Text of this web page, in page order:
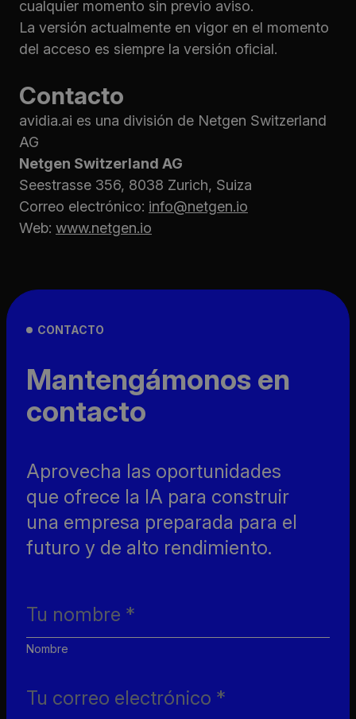
cualquier momento sin previo aviso.
La versión actualmente en vigor en el momento
del acceso es siempre la versión oficial.
Contacto
avidia.ai es una división de Netgen Switzerland
AG
Netgen Switzerland AG
Seestrasse 356, 8038 Zurich, Suiza
Correo electrónico: info@netgen.io
Web: www.netgen.io
CONTACTO
Mantengámonos en
contacto
Aprovecha las oportunidades
que ofrece la IA para construir
una empresa preparada para el
futuro y de alto rendimiento.
Nombre